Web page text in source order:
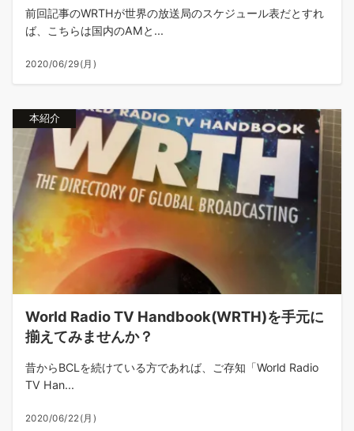
前回記事のWRTHが世界の放送局のスケジュール表だとすれ
ば、こちらは国内のAMと...
2020/06/29(月)
本紹介
World Radio TV Handbook(WRTH)を手元に
揃えてみませんか？
昔からBCLを続けている方であれば、ご存知「World Radio
TV Han...
2020/06/22(月)